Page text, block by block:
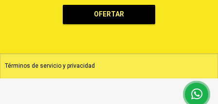
OFERTAR
Términos de servicio y privacidad